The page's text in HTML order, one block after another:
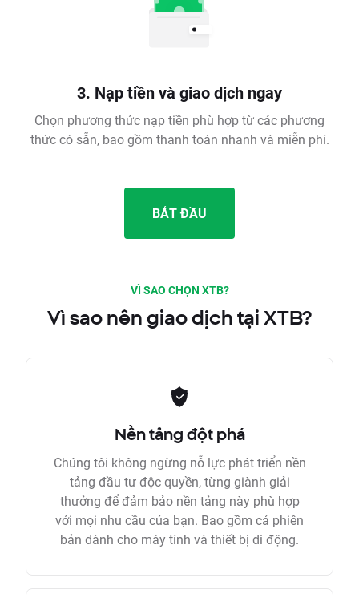
3. Nạp tiền và giao dịch ngay
Chọn phương thức nạp tiền phù hợp từ các phương
thức có sẵn, bao gồm thanh toán nhanh và miễn phí.
BẮT ĐẦU
VÌ SAO CHỌN XTB?
Vì sao nên giao dịch tại XTB?
Nền tảng đột phá
Chúng tôi không ngừng nỗ lực phát triển nền
tảng đầu tư độc quyền, từng giành giải
thưởng để đảm bảo nền tảng này phù hợp
với mọi nhu cầu của bạn. Bao gồm cả phiên
bản dành cho máy tính và thiết bị di động.